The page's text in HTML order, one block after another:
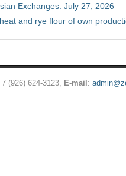
Exchanges: July 27, 2026
and rye flour of own
(926) 624-3123, E-mail :